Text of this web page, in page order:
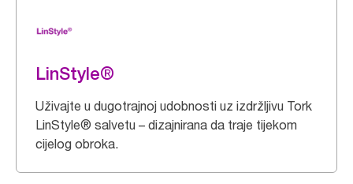
LinStyle®
Uživajte u dugotrajnoj udobnosti uz izdržljivu Tork
LinStyle® salvetu – dizajnirana da traje tijekom
cijelog obroka.